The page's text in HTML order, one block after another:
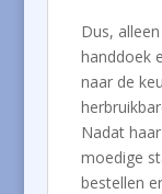
Dus,
handdoek
naar de
Nadat
moedige
bestellen